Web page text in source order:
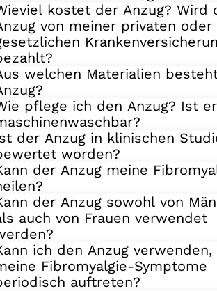
kostet der Anzug? Wird
von meiner privaten oder
welchen Materialien
pflege ich den Anzug? Ist er
der Anzug in klinischen
worden?
der Anzug meine
der Anzug sowohl von
auch von Frauen verwendet
ich den Anzug verwenden,
Fibromyalgie-Symptome
auftreten?